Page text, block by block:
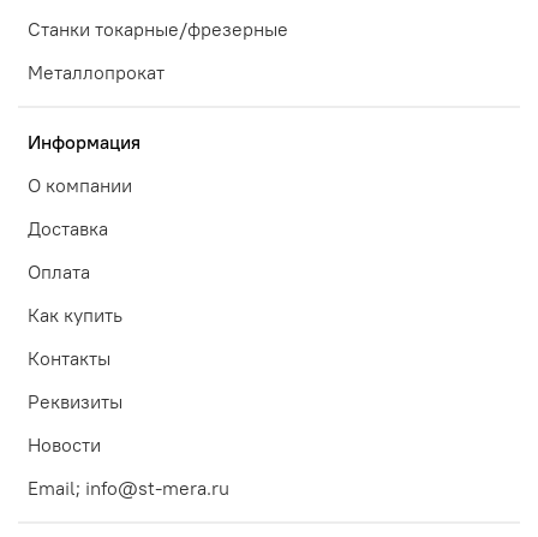
Станки токарные/фрезерные
Металлопрокат
Информация
О компании
Доставка
Оплата
Как купить
Контакты
Реквизиты
Новости
Email; info@st-mera.ru